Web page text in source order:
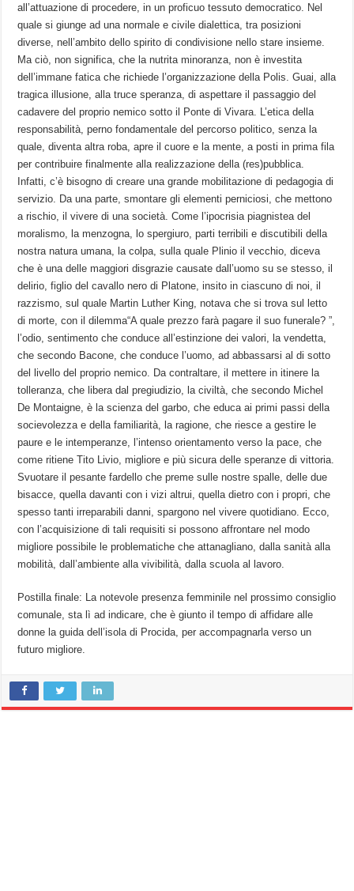
all’attuazione di procedere, in un proficuo tessuto democratico. Nel
quale si giunge ad una normale e civile dialettica, tra posizioni
diverse, nell’ambito dello spirito di condivisione nello stare insieme.
Ma ciò, non significa, che la nutrita minoranza, non è investita
dell’immane fatica che richiede l’organizzazione della Polis. Guai, alla
tragica illusione, alla truce speranza, di aspettare il passaggio del
cadavere del proprio nemico sotto il Ponte di Vivara. L’etica della
responsabilità, perno fondamentale del percorso politico, senza la
quale, diventa altra roba, apre il cuore e la mente, a posti in prima fila
per contribuire finalmente alla realizzazione della (res)pubblica.
Infatti, c’è bisogno di creare una grande mobilitazione di pedagogia di
servizio. Da una parte, smontare gli elementi perniciosi, che mettono
a rischio, il vivere di una società. Come l’ipocrisia piagnistea del
moralismo, la menzogna, lo spergiuro, parti terribili e discutibili della
nostra natura umana, la colpa, sulla quale Plinio il vecchio, diceva
che è una delle maggiori disgrazie causate dall’uomo su se stesso, il
delirio, figlio del cavallo nero di Platone, insito in ciascuno di noi, il
razzismo, sul quale Martin Luther King, notava che si trova sul letto
di morte, con il dilemma“A quale prezzo farà pagare il suo funerale? ”,
l’odio, sentimento che conduce all’estinzione dei valori, la vendetta,
che secondo Bacone, che conduce l’uomo, ad abbassarsi al di sotto
del livello del proprio nemico. Da contraltare, il mettere in itinere la
tolleranza, che libera dal pregiudizio, la civiltà, che secondo Michel
De Montaigne, è la scienza del garbo, che educa ai primi passi della
socievolezza e della familiarità, la ragione, che riesce a gestire le
paure e le intemperanze, l’intenso orientamento verso la pace, che
come ritiene Tito Livio, migliore e più sicura delle speranze di vittoria.
Svuotare il pesante fardello che preme sulle nostre spalle, delle due
bisacce, quella davanti con i vizi altrui, quella dietro con i propri, che
spesso tanti irreparabili danni, spargono nel vivere quotidiano. Ecco,
con l’acquisizione di tali requisiti si possono affrontare nel modo
migliore possibile le problematiche che attanagliano, dalla sanità alla
mobilità, dall’ambiente alla vivibilità, dalla scuola al lavoro.
Postilla finale: La notevole presenza femminile nel prossimo consiglio
comunale, sta lì ad indicare, che è giunto il tempo di affidare alle
donne la guida dell’isola di Procida, per accompagnarla verso un
futuro migliore.